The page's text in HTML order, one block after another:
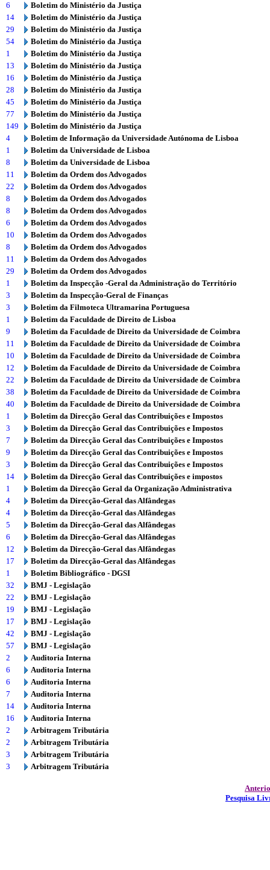
6
Boletim do Ministério da Justiça
14
Boletim do Ministério da Justiça
29
Boletim do Ministério da Justiça
54
Boletim do Ministério da Justiça
1
Boletim do Ministério da Justiça
13
Boletim do Ministério da Justiça
16
Boletim do Ministério da Justiça
28
Boletim do Ministério da Justiça
45
Boletim do Ministério da Justiça
77
Boletim do Ministério da Justiça
149
Boletim do Ministério da Justiça
4
Boletim de Informação da Universidade Autónoma de Lisboa
1
Boletim da Universidade de Lisboa
8
Boletim da Universidade de Lisboa
11
Boletim da Ordem dos Advogados
22
Boletim da Ordem dos Advogados
8
Boletim da Ordem dos Advogados
8
Boletim da Ordem dos Advogados
6
Boletim da Ordem dos Advogados
10
Boletim da Ordem dos Advogados
8
Boletim da Ordem dos Advogados
11
Boletim da Ordem dos Advogados
29
Boletim da Ordem dos Advogados
1
Boletim da Inspecção -Geral da Administração do Território
3
Boletim da Inspecção-Geral de Finanças
3
Boletim da Filmoteca Ultramarina Portuguesa
1
Boletim da Faculdade de Direito de Lisboa
9
Boletim da Faculdade de Direito da Universidade de Coimbra
11
Boletim da Faculdade de Direito da Universidade de Coimbra
10
Boletim da Faculdade de Direito da Universidade de Coimbra
12
Boletim da Faculdade de Direito da Universidade de Coimbra
22
Boletim da Faculdade de Direito da Universidade de Coimbra
38
Boletim da Faculdade de Direito da Universidade de Coimbra
40
Boletim da Faculdade de Direito da Universidade de Coimbra
1
Boletim da Direcção Geral das Contribuições e Impostos
3
Boletim da Direcção Geral das Contribuições e Impostos
7
Boletim da Direcção Geral das Contribuições e Impostos
9
Boletim da Direcção Geral das Contribuições e Impostos
3
Boletim da Direcção Geral das Contribuições e Impostos
14
Boletim da Direcção Geral das Contribuições e impostos
1
Boletim da Direcção Geral da Organização Administrativa
4
Boletim da Direcção-Geral das Alfândegas
4
Boletim da Direcção-Geral das Alfândegas
5
Boletim da Direcção-Geral das Alfândegas
6
Boletim da Direcção-Geral das Alfândegas
12
Boletim da Direcção-Geral das Alfândegas
17
Boletim da Direcção-Geral das Alfândegas
1
Boletim Bibliográfico - DGSI
32
BMJ - Legislação
22
BMJ - Legislação
19
BMJ - Legislação
17
BMJ - Legislação
42
BMJ - Legislação
57
BMJ - Legislação
2
Auditoria Interna
6
Auditoria Interna
6
Auditoria Interna
7
Auditoria Interna
14
Auditoria Interna
16
Auditoria Interna
2
Arbitragem Tributária
2
Arbitragem Tributária
3
Arbitragem Tributária
3
Arbitragem Tributária
Pesquisa